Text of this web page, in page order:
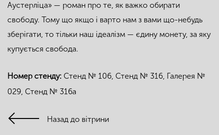
Аустерліца» — роман про те, як важко обирати
свободу. Тому що якщо і варто нам з вами що-небудь
зберігати, то тільки наш ідеалізм — єдину монету, за яку
купується свобода.
Номер стенду: Стенд № 106, Стенд № 316, Галерея №
029, Стенд № 316а
Назад до вітрини